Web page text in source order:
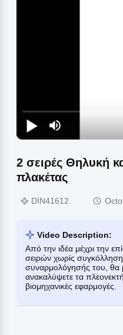
2 σειρές Θηλυκή
πλακέτας
DIN41612
Video Description:
Από την ιδέα μέχρι την
σειρών χωρίς
συναρμολόγησής του, θα
ανακαλύψετε τα
βιομηχανικές εφαρμογές.